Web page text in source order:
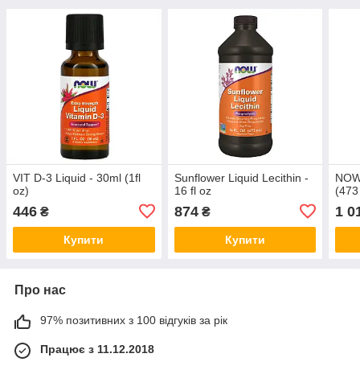
VIT D-3 Liquid - 30ml (1fl
oz)
446 ₴
Купити
Sunflower Liquid Lecithin -
16 fl oz
874₴
Купити
1
Про нас
97% позитивних з 100 відгуків за рік
Працює з 11.12.2018